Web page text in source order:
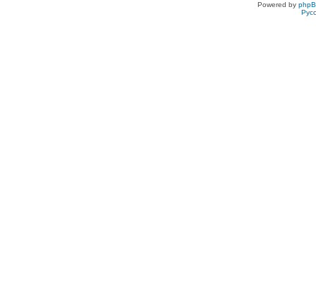
Powered by